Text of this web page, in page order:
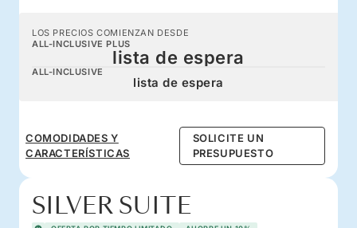
LOS PRECIOS COMIENZAN DESDE
ALL-INCLUSIVE PLUS
lista de espera
ALL-INCLUSIVE
lista de espera
COMODIDADES Y
CARACTERÍSTICAS
SOLICITE UN
PRESUPUESTO
SILVER SUITE